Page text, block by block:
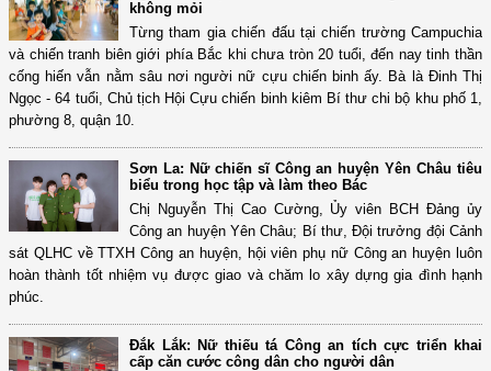
không mỏi
Từng tham gia chiến đấu tại chiến trường Campuchia
và chiến tranh biên giới phía Bắc khi chưa tròn 20 tuổi, đến nay tinh thần
cống hiến vẫn nằm sâu nơi người nữ cựu chiến binh ấy. Bà là Đinh Thị
Ngọc - 64 tuổi, Chủ tịch Hội Cựu chiến binh kiêm Bí thư chi bộ khu phố 1,
phường 8, quận 10.
Sơn La: Nữ chiến sĩ Công an huyện Yên Châu tiêu
biểu trong học tập và làm theo Bác
Chị Nguyễn Thị Cao Cường, Ủy viên BCH Đảng ủy
Công an huyện Yên Châu; Bí thư, Đội trưởng đội Cảnh
sát QLHC về TTXH Công an huyện, hội viên phụ nữ Công an huyện luôn
hoàn thành tốt nhiệm vụ được giao và chăm lo xây dựng gia đình hạnh
phúc.
Đắk Lắk: Nữ thiếu tá Công an tích cực triển khai
cấp căn cước công dân cho người dân